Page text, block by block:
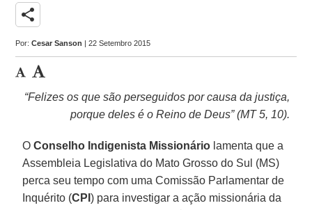
share
Por:Cesar Sanson | 22 Setembro 2015
“Felizes os que são perseguidos por causa da justiça,
porque deles é o Reino de Deus” (MT 5, 10).
OConselho Indigenista Missionário lamenta que a
Assembleia Legislativa do Mato Grosso do Sul (MS)
perca seu tempo com uma Comissão Parlamentar de
Inquérito (CPI) para investigar a ação missionária da